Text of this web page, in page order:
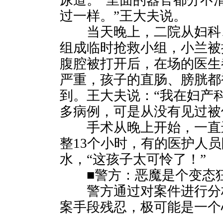
过一样。”王大夫说。
当天晚上，二院从妇科
组成临时抢救小组，小兰
腹腔被打开后，在场的医
严重，孩子的直肠、膀胱
到。王大夫说：“我在妇产
多病例，可是从没有见过
手术从晚上开始，一直
整13个小时，有的医护人
水，“这孩子太可怜了！”
■警方：恶魔是个变态
警方通过对案件进行分
案手段残忍，极可能是一